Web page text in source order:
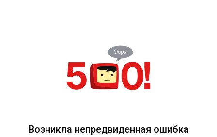
Возникла непредвиденная ошибка